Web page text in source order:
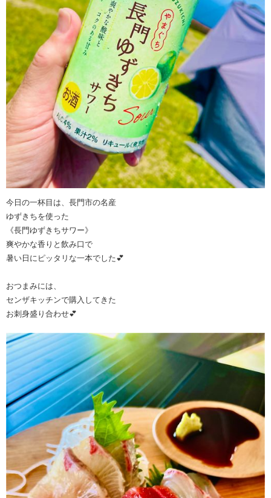
今日の一杯目は、長門市の名産
ゆずきちを使った
《長門ゆずきちサワー》
爽やかな香りと飲み口で
暑い日にピッタリな一本でした💕
おつまみには、
センザキッチンで購入してきた
お刺身盛り合わせ💕